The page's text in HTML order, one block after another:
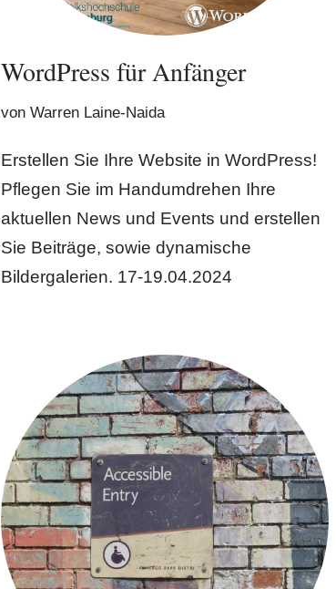
WordPress für Anfänger
von Warren Laine-Naida
Erstellen Sie Ihre Website in WordPress!
Pflegen Sie im Handumdrehen Ihre
aktuellen News und Events und erstellen
Sie Beiträge, sowie dynamische
Bildergalerien. 17-19.04.2024